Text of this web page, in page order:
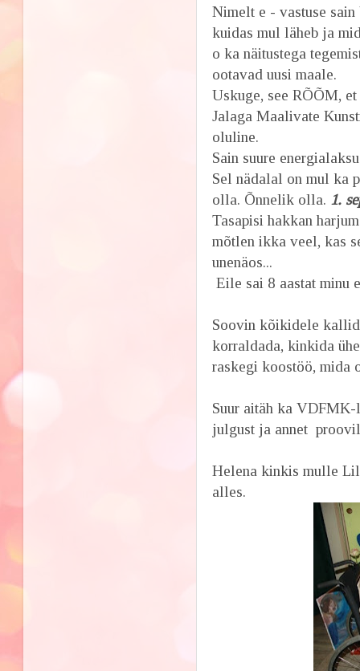
Nimelt e - vastuse
kuidas mul läheb ja
o ka näitustega
ootavad uusi maale.
Uskuge, see RÕÕM,
Jalaga Maalivate
oluline.
Sain suure
Sel nädalal on mul ka
olla. Õnnelik olla. 1.
Tasapisi hakkan
mõtlen ikka veel, kas
unenäos...
Eile sai 8 aastat minu
Soovin kõikidele
korraldada, kinkida
raskegi koostöö, mida
Suur aitäh ka
julgust ja annet
Helena kinkis mulle
alles.